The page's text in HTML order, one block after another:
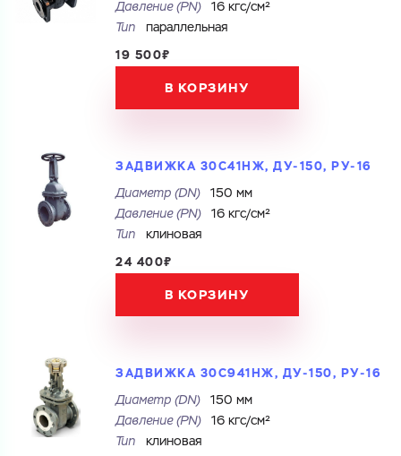
Купить как физ. лицо
Купить как юр. лицо
Ваш запрос
Перечислите товары, которые вас интересуют
и укажите какую информацию вы хотите по ним
Запросить КП
Электронная почта
Давление (PN)
16 кгс/см²
Тип
параллельная
19 500₽
В КОРЗИНУ
ЗАДВИЖКА 30С41НЖ, ДУ-150, РУ-16
Диаметр (DN)
150 мм
Давление (PN)
16 кгс/см²
Тип
клиновая
24 400₽
В КОРЗИНУ
ЗАДВИЖКА 30С941НЖ, ДУ-150, РУ-16
Диаметр (DN)
150 мм
Давление (PN)
16 кгс/см²
Тип
клиновая